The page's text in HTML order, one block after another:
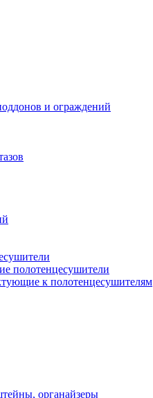
и ограждений
полотенцесушители
к полотенцесушителям
органайзеры